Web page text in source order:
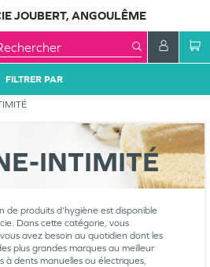
JOUBERT, ANGOULÊME
FILTRER PAR
INTIMITÉ
de produits d’hygiène est disponible
Dans cette catégorie, vous
avez besoin au quotidien dont les
plus grandes marques au meilleur
à dents manuelles ou électriques,